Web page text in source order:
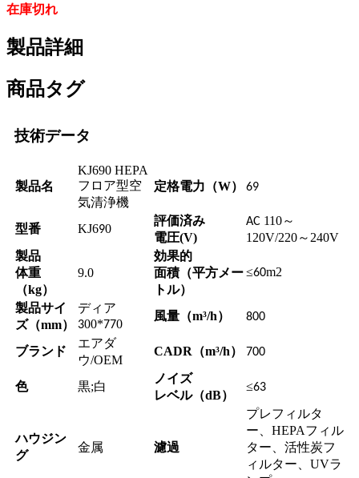
在庫切れ
製品詳細
商品タグ
技術データ
製品名
KJ690 HEPA
フロア型空
気清浄機
定格電力（W） 69
型番 KJ690
評価済み
電圧(V)
AC 110～
120V/220～240V
製品
体重
（kg）
9.0
効果的
面積（平方メー
トル）
≤60m2
製品サイ
ズ（mm）
ディア
300*770
風量（m³/h） 800
ブランド
エアダ
ウ/OEM
CADR（m³/h） 700
色 黒;白
ノイズ
レベル（dB）
≤63
ハウジン
グ
金属 濾過
プレフィルタ
ー、HEPAフィル
ター、活性炭フ
ィルター、UVラ